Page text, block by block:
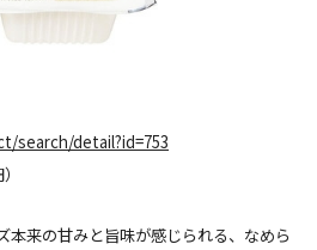
search/detail?id=753
本来の甘みと旨味が感じられる、なめら